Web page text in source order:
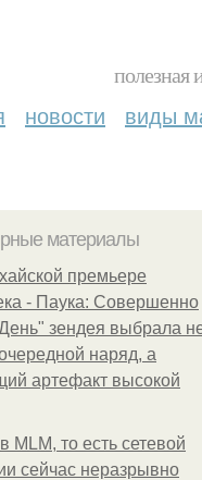
полезная
новости виды
материалы
премьере
- Паука: Совершенно
зендея выбрала
наряд, а
артефакт высокой
MLM, то есть сетевой
сейчас неразрывно